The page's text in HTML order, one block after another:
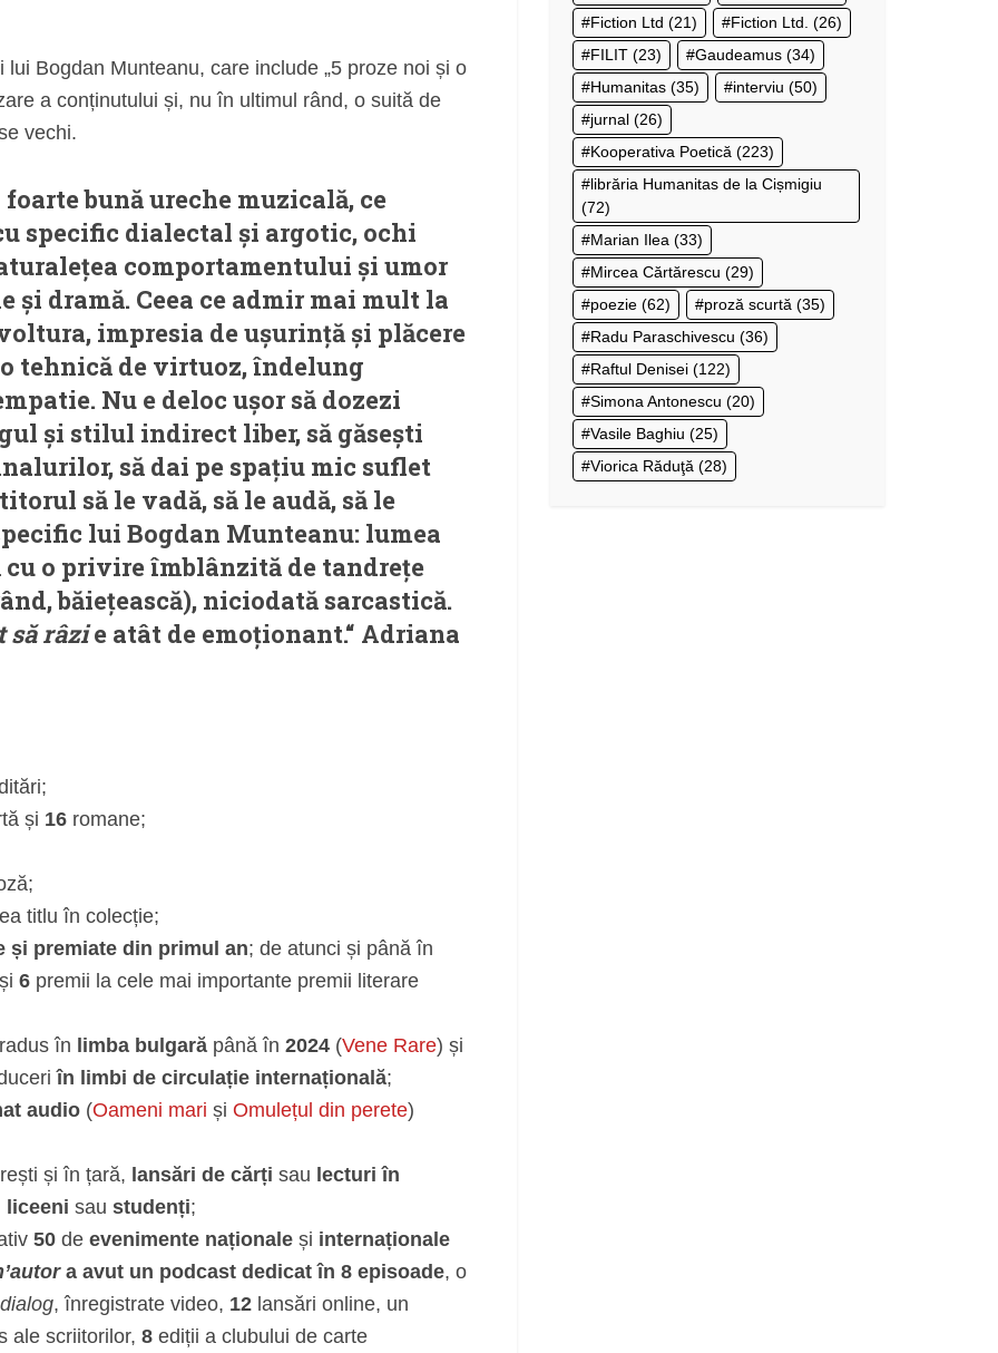
Bogdan Munteanu, care include „5 proze noi și o
a conținutului și, nu în ultimul rând, o suită de
vechi.
bună ureche muzicală, ce
specific dialectal și argotic, ochi
comportamentului și umor
și dramă. Ceea ce admir mai mult la
impresia de ușurință și plăcere
tehnică de virtuoz, îndelung
Nu e deloc ușor să dozezi
și stilul indirect liber, să găsești
să dai pe spațiu mic suflet
să le vadă, să le audă, să le
lui Bogdan Munteanu: lumea
o privire îmblânzită de tandrețe
băiețească), niciodată sarcastică.
să râzie atât de emoționant.“ Adriana
și 16 romane;
titlu în colecție;
și premiate din primul an; de atunci și până în
6 premii la cele mai importante premii literare
în limba bulgară până în 2024 (Vene Rare) și
în limbi de circulație internațională;
audio (Oameni mari și Omulețul din perete)
și în țară, lansări de cărți sau lecturi în
liceeni sau studenți;
50 de evenimente naționale și internaționale
a avut un podcast dedicat în 8 episoade, o
, înregistrate video, 12 lansări online, un
ale scriitorilor, 8 ediții a clubului de carte
Fiction Ltd (21) Fiction Ltd. (26)
FILIT (23) Gaudeamus (34)
Humanitas (35) interviu (50)
jurnal (26)
Kooperativa Poetică (223)
librăria Humanitas de la Cișmigiu
(72)
Marian Ilea (33)
Mircea Cărtărescu (29)
poezie (62) proză scurtă (35)
Radu Paraschivescu (36)
Raftul Denisei (122)
Simona Antonescu (20)
Vasile Baghiu (25)
Viorica Răduţă (28)